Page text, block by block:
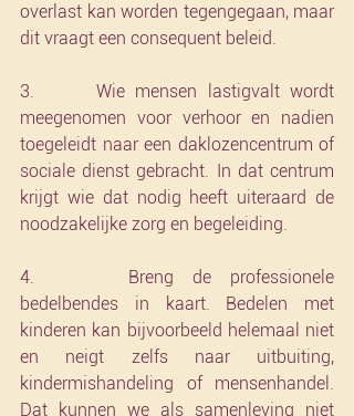
overlast kan worden tegengegaan, maar
dit vraagt een consequent beleid.
3.      Wie mensen lastigvalt wordt
meegenomen voor verhoor en nadien
toegeleidt naar een daklozencentrum of
sociale dienst gebracht. In dat centrum
krijgt wie dat nodig heeft uiteraard de
noodzakelijke zorg en begeleiding.
4.     Breng de professionele
bedelbendes in kaart. Bedelen met
kinderen kan bijvoorbeeld helemaal niet
en neigt zelfs naar uitbuiting,
kindermishandeling of mensenhandel.
Dat kunnen we als samenleving niet